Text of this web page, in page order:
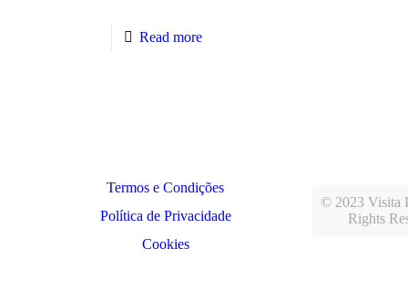
Read more
Termos e Condições
Política de Privacidade
Cookies
© 2023 Visita
Rights